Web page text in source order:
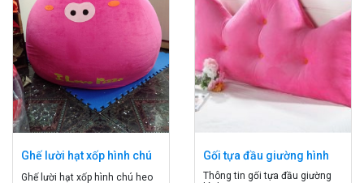
Ghế lười hạt xốp hình chú
Ghế lười hạt xốp hình chú heo
Gối tựa đầu giường hình
vương miện 001
Thông tin gối tựa đầu giường